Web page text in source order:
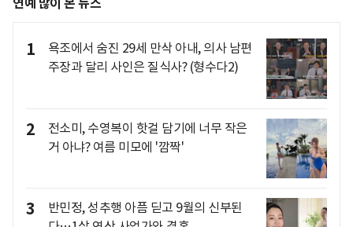
연예 많이 본 뉴스
1
욕조에서 숨진 29세 만삭 아내, 의사 남편
주장과 달리 사인은 질식사? (형수다2)
2
전소미, 수영복이 핫걸 담기에 너무 작은
거 아냐? 여름 미모에 '깜짝'
3
반민정, 성추행 아픔 딛고 9월의 신부된